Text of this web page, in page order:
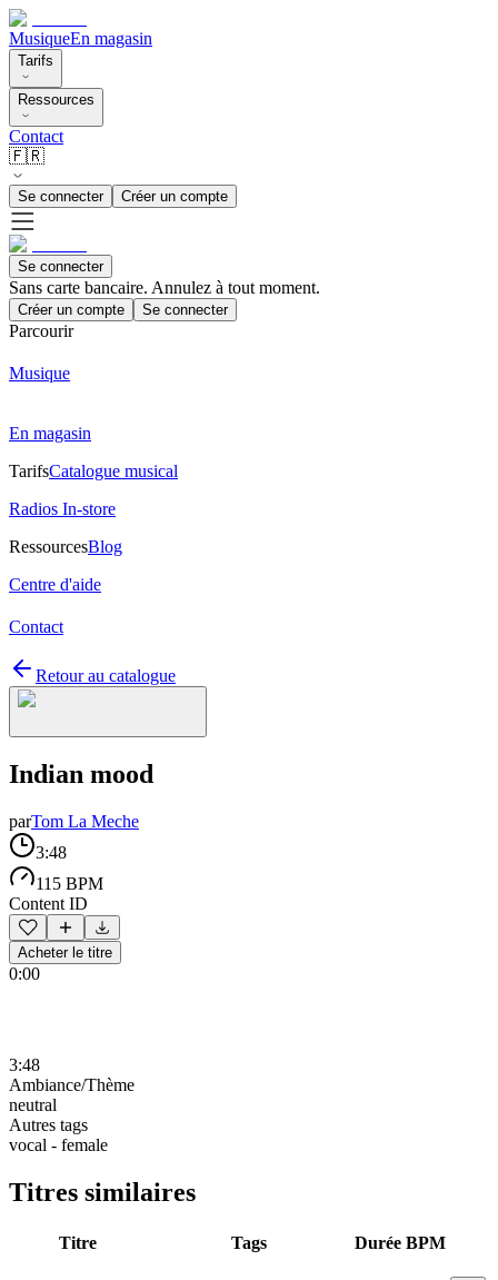
MusiqueEn magasin
Tarifs
Ressources
Contact
🇫🇷
Se connecter Créer un compte
Se connecter
Sans carte bancaire. Annulez à tout moment.
Créer un compte Se connecter
Parcourir
Musique
En magasin
TarifsCatalogue musical
Radios In-store
RessourcesBlog
Centre d'aide
Contact
Retour au catalogue
Indian mood
parTom La Meche
3:48
115 BPM
Content ID
Acheter le titre
0:00
3:48
Ambiance/Thème
neutral
Autres tags
vocal - female
Titres similaires
Titre Tags Durée BPM